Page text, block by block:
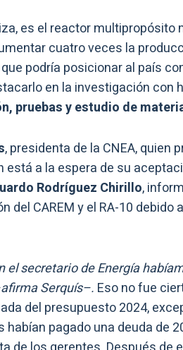
es el reactor multipropósito
cuatro veces la
podría posicionar al país
en la investigación con
pruebas y estudio de
, presidenta de la CNEA, quien
está a la espera de su
Rodríguez Chirillo,
del CAREM y el RA-10
el secretario de Energía
Serquís–. Eso no fue
del presupuesto 2024,
habían pagado una deuda de